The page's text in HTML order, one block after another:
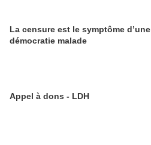
La censure est le symptôme d’une
démocratie malade
Appel à dons - LDH